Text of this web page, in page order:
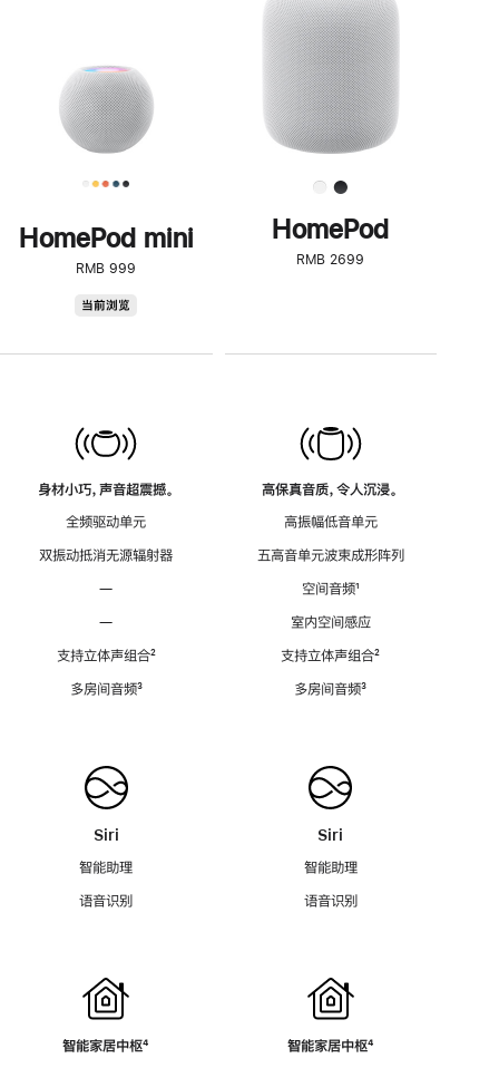
HomePod mini
RMB 999
当前浏览
身材小巧，声音超震撼。
全频驱动单元
双振动抵消无源辐射器
—
—
支持立体声组合脚
²
多房间音频脚
³
Siri
智能助理
语音识别
智能家居中枢脚
⁴
了
解
HomePod<
HomePod
RMB 2699
高保真音质，令人沉浸。
高振幅低音单元
五高音单元波束成形阵列
空间音频脚
¹
室内空间感应
支持立体声组合脚
²
多房间音频脚
³
Siri
智能助理
语音识别
智能家居中枢脚
⁴